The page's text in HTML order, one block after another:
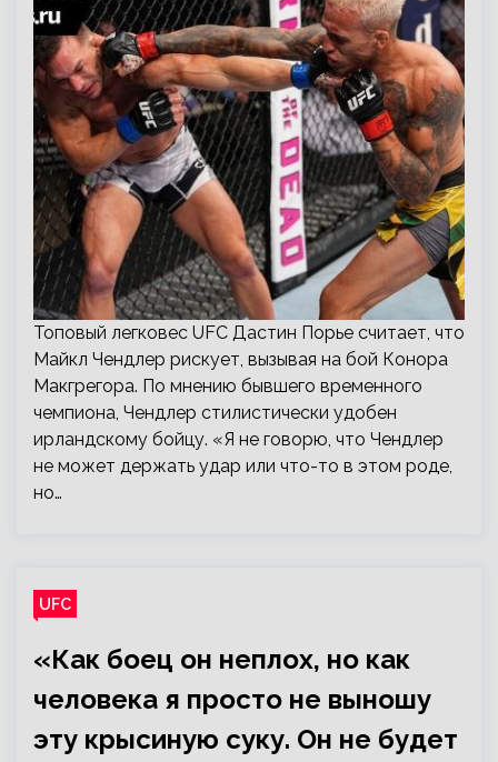
Топовый легковес UFC Дастин Порье считает, что
Майкл Чендлер рискует, вызывая на бой Конора
Макгрегора. По мнению бывшего временного
чемпиона, Чендлер стилистически удобен
ирландскому бойцу. «Я не говорю, что Чендлер
не может держать удар или что-то в этом роде,
но…
UFC
«Как боец он неплох, но как
человека я просто не выношу
эту крысиную суку. Он не будет